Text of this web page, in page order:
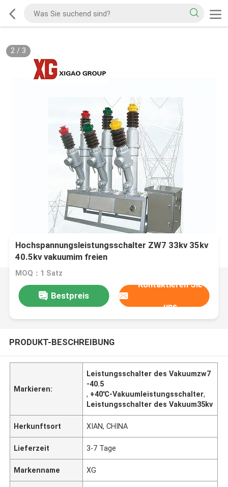
2/ 3
Hochspannungsleistungsschalter ZW7 33kv 35kv
40.5kv vakuumim freien
MOQ：1 Satz
Bestpreis
Kontaktieren Sie
uns
PRODUKT-BESCHREIBUNG
Markieren:
Leistungsschalter des Vakuumzw7
-40.5
, +40℃-Vakuumleistungsschalter,
Leistungsschalter des Vakuum35kv
Herkunftsort XIAN, CHINA
Lieferzeit 3-7 Tage
Markenname XG